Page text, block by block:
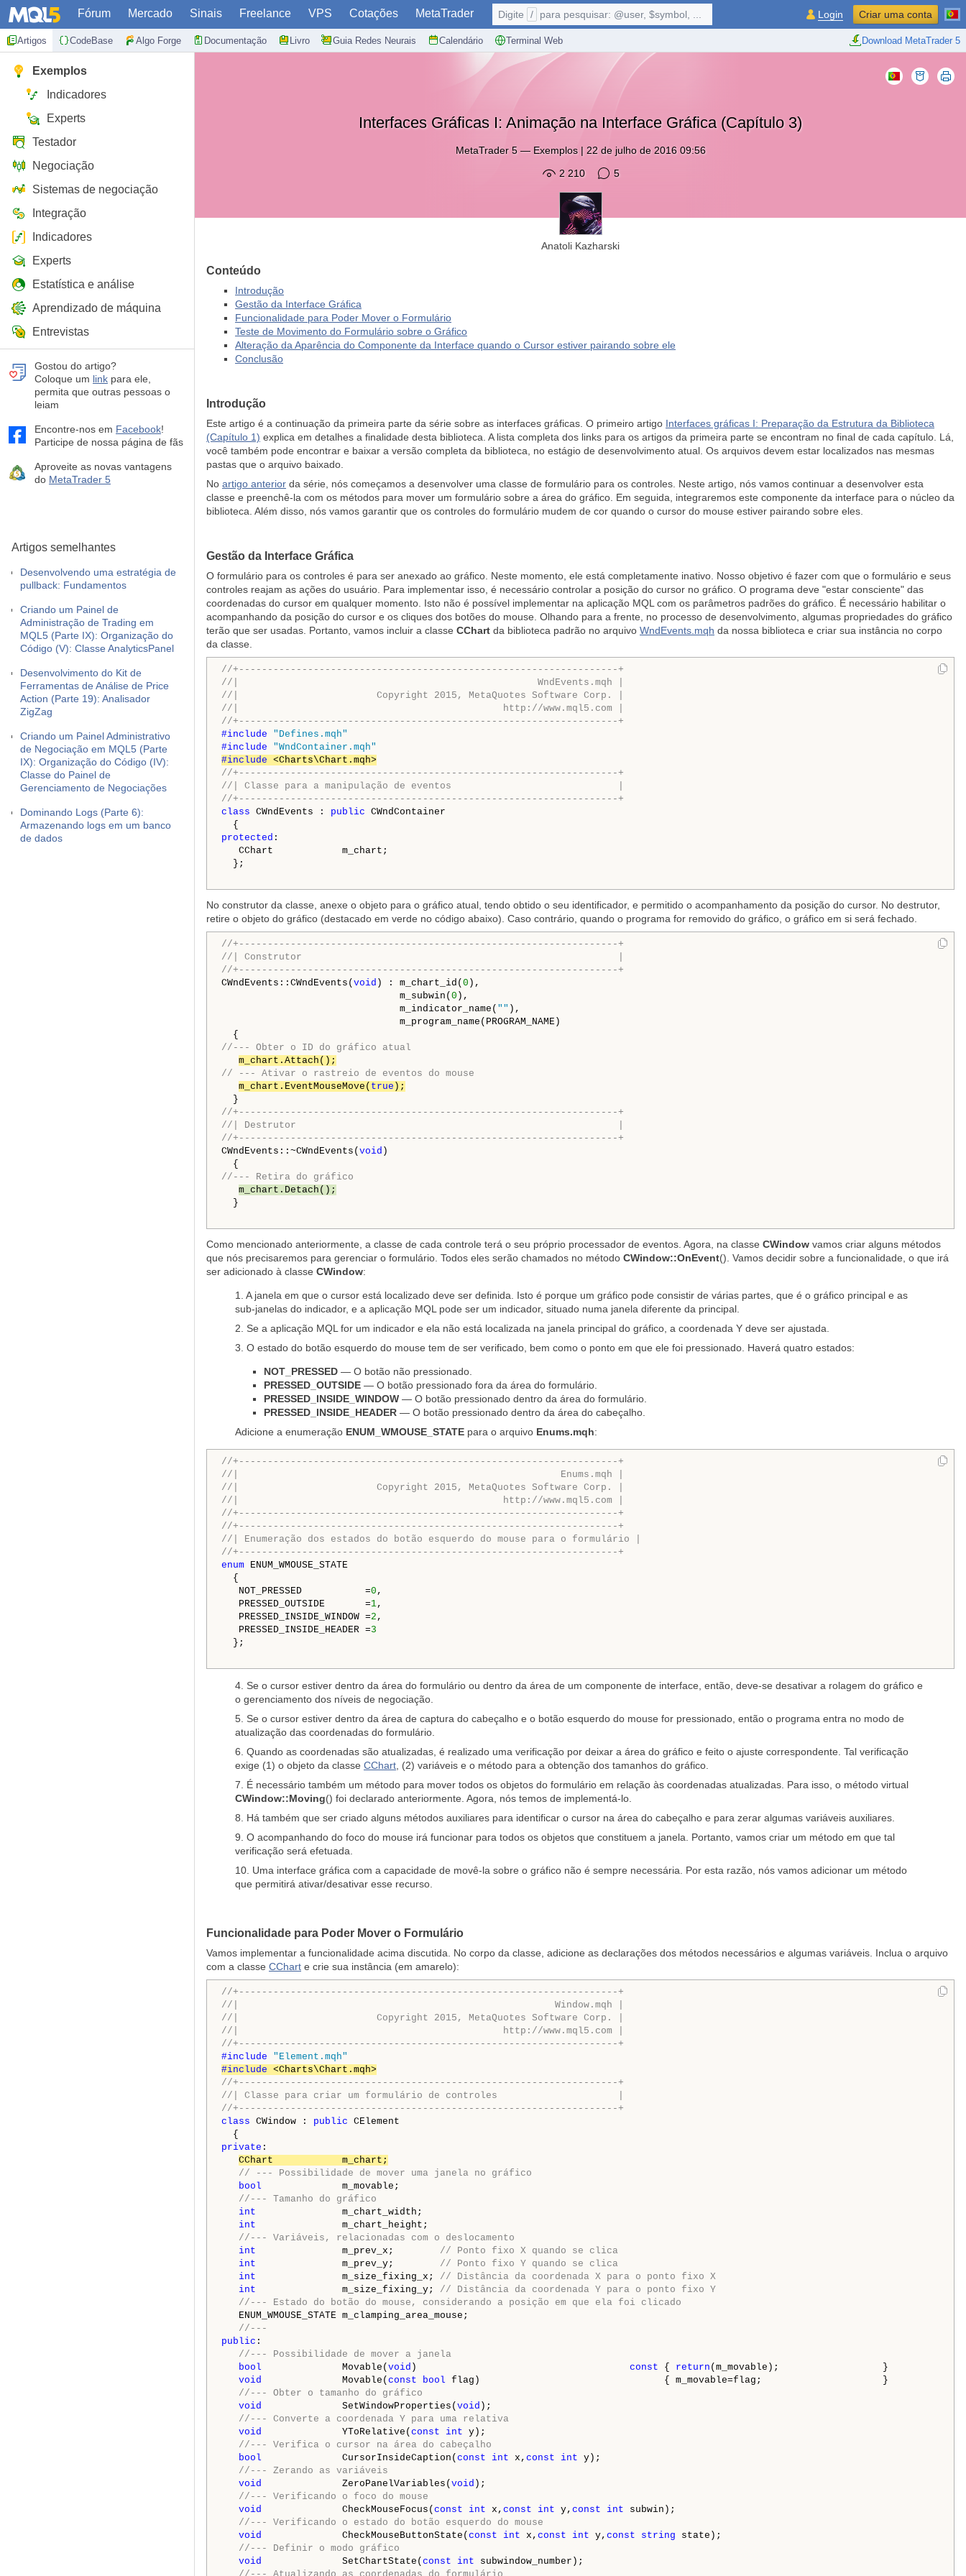
Fórum Mercado Sinais Freelance VPS Cotações MetaTrader
Artigos CodeBase Algo Forge Documentação Livro Guia Redes Neurais Calendário Terminal Web Download MetaTrader 5
Digite / para pesquisar: @user, $symbol, ... Login Criar uma conta
Exemplos
Indicadores
Experts
Testador
Negociação
Sistemas de negociação
Integração
Indicadores
Experts
Estatística e análise
Aprendizado de máquina
Entrevistas
Gostou do artigo?
Coloque um link para ele,
permita que outras pessoas o
leiam
Encontre-nos em Facebook!
Participe de nossa página de fãs
Aproveite as novas vantagens
do MetaTrader 5
Artigos semelhantes
Desenvolvendo uma estratégia de
pullback: Fundamentos
Criando um Painel de
Administração de Trading em
MQL5 (Parte IX): Organização do
Código (V): Classe AnalyticsPanel
Desenvolvimento do Kit de
Ferramentas de Análise de Price
Action (Parte 19): Analisador
ZigZag
Criando um Painel Administrativo
de Negociação em MQL5 (Parte
IX): Organização do Código (IV):
Classe do Painel de
Gerenciamento de Negociações
Dominando Logs (Parte 6):
Armazenando logs em um banco
de dados
Interfaces Gráficas I: Animação na Interface Gráfica (Capítulo 3)
MetaTrader 5— Exemplos| 22 de julho de 2016 09:56
2 210
5
Anatoli Kazharski
Conteúdo
Introdução
Gestão da Interface Gráfica
Funcionalidade para Poder Mover o Formulário
Teste de Movimento do Formulário sobre o Gráfico
Alteração da Aparência do Componente da Interface quando o Cursor estiver pairando sobre ele
Conclusão
Introdução
Este artigo é a continuação da primeira parte da série sobre as interfaces gráficas. O primeiro artigo Interfaces gráficas I: Preparação da Estrutura da Biblioteca
(Capítulo 1) explica em detalhes a finalidade desta biblioteca. A lista completa dos links para os artigos da primeira parte se encontram no final de cada capítulo. Lá,
você também pode encontrar e baixar a versão completa da biblioteca, no estágio de desenvolvimento atual. Os arquivos devem estar localizados nas mesmas
pastas que o arquivo baixado.
No artigo anterior da série, nós começamos a desenvolver uma classe de formulário para os controles. Neste artigo, nós vamos continuar a desenvolver esta
classe e preenchê-la com os métodos para mover um formulário sobre a área do gráfico. Em seguida, integraremos este componente da interface para o núcleo da
biblioteca. Além disso, nós vamos garantir que os controles do formulário mudem de cor quando o cursor do mouse estiver pairando sobre eles.
Gestão da Interface Gráfica
O formulário para os controles é para ser anexado ao gráfico. Neste momento, ele está completamente inativo. Nosso objetivo é fazer com que o formulário e seus
controles reajam as ações do usuário. Para implementar isso, é necessário controlar a posição do cursor no gráfico. O programa deve "estar consciente" das
coordenadas do cursor em qualquer momento. Isto não é possível implementar na aplicação MQL com os parâmetros padrões do gráfico. É necessário habilitar o
acompanhando da posição do cursor e os cliques dos botões do mouse. Olhando para a frente, no processo de desenvolvimento, algumas propriedades do gráfico
terão que ser usadas. Portanto, vamos incluir a classe CChart da biblioteca padrão no arquivo WndEvents.mqh da nossa biblioteca e criar sua instância no corpo
da classe.
//+------------------------------------------------------------------+
//|                                                    WndEvents.mqh |
//|                        Copyright 2015, MetaQuotes Software Corp. |
//|                                              http://www.mql5.com |
//+------------------------------------------------------------------+
#include "Defines.mqh"
#include "WndContainer.mqh"
#include <Charts\Chart.mqh>
//+------------------------------------------------------------------+
//| Classe para a manipulação de eventos                             |
//+------------------------------------------------------------------+
class CWndEvents : public CWndContainer
protected :
CChart            m_chart;
};
No construtor da classe, anexe o objeto para o gráfico atual, tendo obtido o seu identificador, e permitido o acompanhamento da posição do cursor. No destrutor,
retire o objeto do gráfico (destacado em verde no código abaixo). Caso contrário, quando o programa for removido do gráfico, o gráfico em si será fechado.
//+------------------------------------------------------------------+
//| Construtor                                                       |
//+------------------------------------------------------------------+
CWndEvents::CWndEvents( void ) : m_chart_id( 0 ),
m_subwin( 0 ),
m_indicator_name( "" ),
m_program_name(PROGRAM_NAME)
//--- Obter o ID do gráfico atual
m_chart.Attach();
// --- Ativar o rastreio de eventos do mouse
m_chart.EventMouseMove( true );
//+------------------------------------------------------------------+
//| Destrutor                                                        |
//+------------------------------------------------------------------+
CWndEvents::~CWndEvents( void )
//--- Retira do gráfico
m_chart.Detach();
}
Como mencionado anteriormente, a classe de cada controle terá o seu próprio processador de eventos. Agora, na classe CWindow vamos criar alguns métodos
que nós precisaremos para gerenciar o formulário. Todos eles serão chamados no método CWindow::OnEvent(). Vamos decidir sobre a funcionalidade, o que irá
ser adicionado à classe CWindow:
1. A janela em que o cursor está localizado deve ser definida. Isto é porque um gráfico pode consistir de várias partes, que é o gráfico principal e as
sub-janelas do indicador, e a aplicação MQL pode ser um indicador, situado numa janela diferente da principal.
2. Se a aplicação MQL for um indicador e ela não está localizada na janela principal do gráfico, a coordenada Y deve ser ajustada.
3. O estado do botão esquerdo do mouse tem de ser verificado, bem como o ponto em que ele foi pressionado. Haverá quatro estados:
NOT_PRESSED — O botão não pressionado.
PRESSED_OUTSIDE — O botão pressionado fora da área do formulário.
PRESSED_INSIDE_WINDOW — O botão pressionado dentro da área do formulário.
PRESSED_INSIDE_HEADER — O botão pressionado dentro da área do cabeçalho.
Adicione a enumeração ENUM_WMOUSE_STATE para o arquivo Enums.mqh:
//+------------------------------------------------------------------+
//|                                                        Enums.mqh |
//|                        Copyright 2015, MetaQuotes Software Corp. |
//|                                              http://www.mql5.com |
//+------------------------------------------------------------------+
//+------------------------------------------------------------------+
//| Enumeração dos estados do botão esquerdo do mouse para o formulário |
//+------------------------------------------------------------------+
enum ENUM_WMOUSE_STATE
{
NOT_PRESSED           =0 ,
PRESSED_OUTSIDE       =1,
PRESSED_INSIDE_WINDOW =2 ,
PRESSED_INSIDE_HEADER =3
};
4. Se o cursor estiver dentro da área do formulário ou dentro da área de um componente de interface, então, deve-se desativar a rolagem do gráfico e
o gerenciamento dos níveis de negociação.
5. Se o cursor estiver dentro da área de captura do cabeçalho e o botão esquerdo do mouse for pressionado, então o programa entra no modo de
atualização das coordenadas do formulário.
6. Quando as coordenadas são atualizadas, é realizado uma verificação por deixar a área do gráfico e feito o ajuste correspondente. Tal verificação
exige (1) o objeto da classe CChart , (2) variáveis ​​e o método para a obtenção dos tamanhos do gráfico.
7. É necessário também um método para mover todos os objetos do formulário em relação às coordenadas atualizadas. Para isso, o método virtual
CWindow::Moving() foi declarado anteriormente. Agora, nós temos de implementá-lo.
8. Há também que ser criado alguns métodos auxiliares para identificar o cursor na área do cabeçalho e para zerar algumas variáveis ​​auxiliares.
9. O acompanhando do foco do mouse irá funcionar para todos os objetos que constituem a janela. Portanto, vamos criar um método em que tal
verificação será efetuada.
10. Uma interface gráfica com a capacidade de movê-la sobre o gráfico não é sempre necessária. Por esta razão, nós vamos adicionar um método
que permitirá ativar/desativar esse recurso.
Funcionalidade para Poder Mover o Formulário
Vamos implementar a funcionalidade acima discutida. No corpo da classe, adicione as declarações dos métodos necessários e algumas variáveis. Inclua o arquivo
com a classe CChart e crie sua instância (em amarelo):
//+------------------------------------------------------------------+
//|                                                       Window.mqh |
//|                        Copyright 2015, MetaQuotes Software Corp. |
//|                                              http://www.mql5.com |
//+------------------------------------------------------------------+
#include "Element.mqh"
#include <Charts\Chart.mqh>
//+------------------------------------------------------------------+
//| Classe para criar um formulário de controles                     |
//+------------------------------------------------------------------+
class CWindow : public CElement
private :
CChart            m_chart;
// --- Possibilidade de mover uma janela no gráfico
bool m_movable;
//--- Tamanho do gráfico
int m_chart_width;
int m_chart_height;
//--- Variáveis, relacionadas com o deslocamento
int m_prev_x; // Ponto fixo X quando se clica
int m_prev_y; // Ponto fixo Y quando se clica
int m_size_fixing_x; // Distância da coordenada X para o ponto fixo X
int m_size_fixing_y; // Distância da coordenada Y para o ponto fixo Y
//--- Estado do botão do mouse, considerando a posição em que ela foi clicado
ENUM_WMOUSE_STATE m_clamping_area_mouse;
//---
public :
//--- Possibilidade de mover a janela
bool Movable( void ) const { return (m_movable);                  }
void Movable( const bool flag)                                { m_movable=flag;                     }
//--- Obter o tamanho do gráfico
void SetWindowProperties( void );
//--- Converte a coordenada Y para uma relativa
void YToRelative( const int y);
//--- Verifica o cursor na área do cabeçalho
bool CursorInsideCaption( const int x, const int y);
//--- Zerando as variáveis
void ZeroPanelVariables( void );
//--- Verificando o foco do mouse
void CheckMouseFocus( const int x, const int y, const int subwin);
//--- Verificando o estado do botão esquerdo do mouse
void CheckMouseButtonState( const int x, const int y, const string state);
//--- Definir o modo gráfico
void SetChartState( const int subwindow_number);